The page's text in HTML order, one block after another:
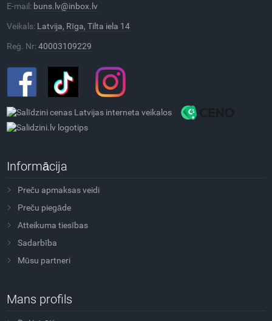
E-mail: buns.lv@inbox.lv
Veikals: Latvija, Rīga, Tilta iela 14
Reģ. Nr:40003109229
Informācija
Preču apmaksas veidi
Preču piegāde
Atteikuma tiesības
Sadarbība
Mūsu partneri
Mans profils